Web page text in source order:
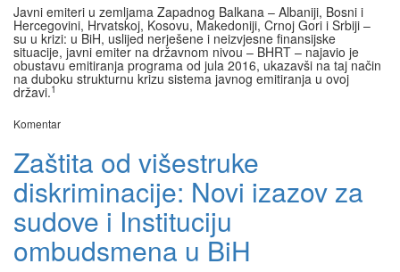
Javni emiteri u zemljama Zapadnog Balkana – Albaniji, Bosni i
Hercegovini, Hrvatskoj, Kosovu, Makedoniji, Crnoj Gori i Srbiji –
su u krizi: u BiH, uslijed nerješene i neizvjesne finansijske
situacije, javni emiter na državnom nivou – BHRT – najavio je
obustavu emitiranja programa od jula 2016, ukazavši na taj način
na duboku strukturnu krizu sistema javnog emitiranja u ovoj
državi.1
Komentar
Zaštita od višestruke
diskriminacije: Novi izazov za
sudove i Instituciju
ombudsmena u BiH